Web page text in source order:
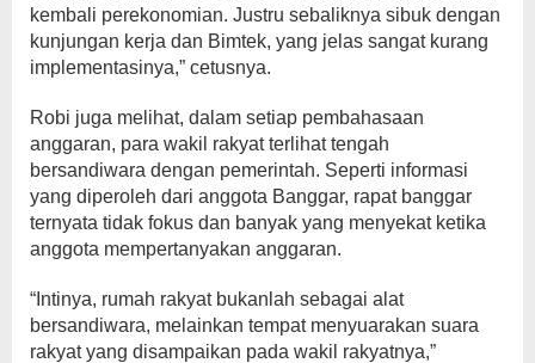
kembali perekonomian. Justru sebaliknya sibuk dengan
kunjungan kerja dan Bimtek, yang jelas sangat kurang
implementasinya,” cetusnya.
Robi juga melihat, dalam setiap pembahasaan
anggaran, para wakil rakyat terlihat tengah
bersandiwara dengan pemerintah. Seperti informasi
yang diperoleh dari anggota Banggar, rapat banggar
ternyata tidak fokus dan banyak yang menyekat ketika
anggota mempertanyakan anggaran.
“Intinya, rumah rakyat bukanlah sebagai alat
bersandiwara, melainkan tempat menyuarakan suara
rakyat yang disampaikan pada wakil rakyatnya,”